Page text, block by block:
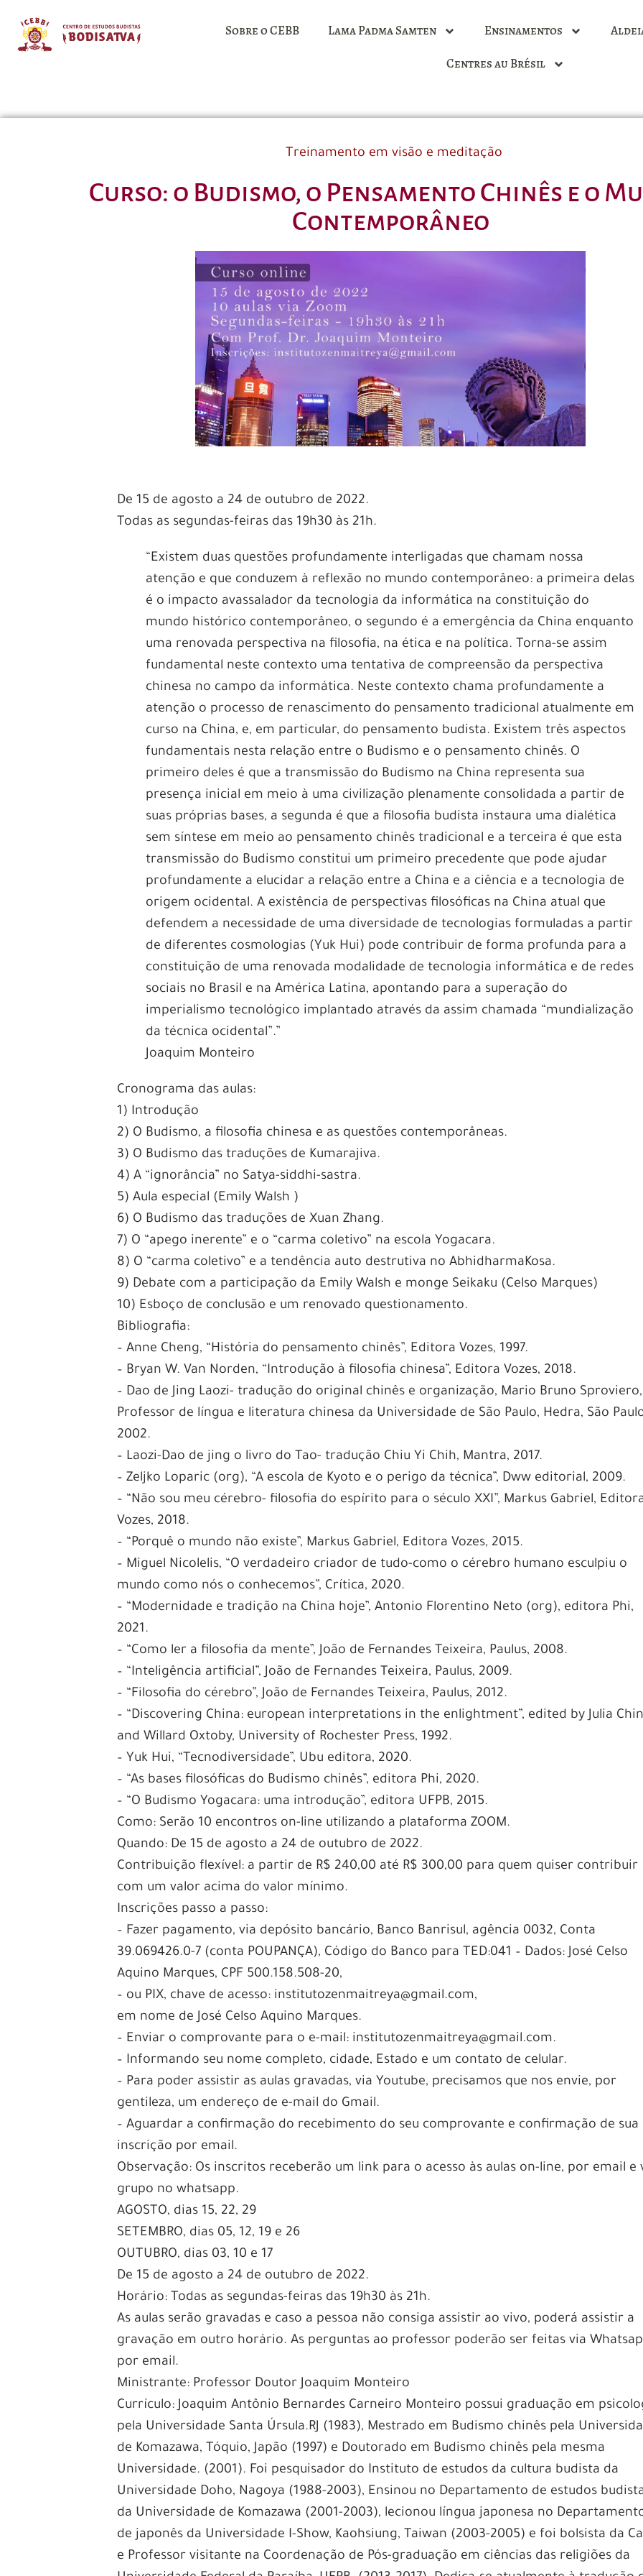
Sobre o CEBB Lama Padma Samten Ensinamentos
Centres au Brésil
Treinamento em visão e meditação
Curso: o Budismo, o Pensamento Chinês e o
Contemporâneo
De 15 de agosto a 24 de outubro de 2022.
Todas as segundas-feiras das 19h30 às 21h.
“Existem duas questões profundamente interligadas que chamam nossa
atenção e que conduzem à reflexão no mundo contemporâneo: a primeira delas
é o impacto avassalador da tecnologia da informática na constituição do
mundo histórico contemporâneo, o segundo é a emergência da China enquanto
uma renovada perspectiva na filosofia, na ética e na política. Torna-se assim
fundamental neste contexto uma tentativa de compreensão da perspectiva
chinesa no campo da informática. Neste contexto chama profundamente a
atenção o processo de renascimento do pensamento tradicional atualmente em
curso na China, e, em particular, do pensamento budista. Existem três aspectos
fundamentais nesta relação entre o Budismo e o pensamento chinês. O
primeiro deles é que a transmissão do Budismo na China representa sua
presença inicial em meio à uma civilização plenamente consolidada a partir de
suas próprias bases, a segunda é que a filosofia budista instaura uma dialética
sem síntese em meio ao pensamento chinês tradicional e a terceira é que esta
transmissão do Budismo constitui um primeiro precedente que pode ajudar
profundamente a elucidar a relação entre a China e a ciência e a tecnologia de
origem ocidental. A existência de perspectivas filosóficas na China atual que
defendem a necessidade de uma diversidade de tecnologias formuladas a partir
de diferentes cosmologias (Yuk Hui) pode contribuir de forma profunda para a
constituição de uma renovada modalidade de tecnologia informática e de redes
sociais no Brasil e na América Latina, apontando para a superação do
imperialismo tecnológico implantado através da assim chamada “mundialização
da técnica ocidental”.”
Joaquim Monteiro
Cronograma das aulas:
1) Introdução
2) O Budismo, a filosofia chinesa e as questões contemporâneas.
3) O Budismo das traduções de Kumarajiva.
4) A “ignorância” no Satya-siddhi-sastra.
5) Aula especial (Emily Walsh )
6) O Budismo das traduções de Xuan Zhang.
7) O “apego inerente” e o “carma coletivo” na escola Yogacara.
8) O “carma coletivo” e a tendência auto destrutiva no AbhidharmaKosa.
9) Debate com a participação da Emily Walsh e monge Seikaku (Celso Marques)
10) Esboço de conclusão e um renovado questionamento.
Bibliografia:
– Anne Cheng, “História do pensamento chinês”, Editora Vozes, 1997.
– Bryan W. Van Norden, “Introdução à filosofia chinesa”, Editora Vozes, 2018.
– Dao de Jing Laozi- tradução do original chinês e organização, Mario Bruno Sproviero,
Professor de língua e literatura chinesa da Universidade de São Paulo, Hedra, São
2002.
– Laozi-Dao de jing o livro do Tao- tradução Chiu Yi Chih, Mantra, 2017.
– Zeljko Loparic (org), “A escola de Kyoto e o perigo da técnica”, Dww editorial, 2009.
– “Não sou meu cérebro- filosofia do espírito para o século XXI”, Markus Gabriel,
Vozes, 2018.
– “Porquê o mundo não existe”, Markus Gabriel, Editora Vozes, 2015.
– Miguel Nicolelis, “O verdadeiro criador de tudo-como o cérebro humano esculpiu o
mundo como nós o conhecemos”, Crítica, 2020.
– “Modernidade e tradição na China hoje”, Antonio Florentino Neto (org), editora Phi,
2021.
– “Como ler a filosofia da mente”, João de Fernandes Teixeira, Paulus, 2008.
– “Inteligência artificial”, João de Fernandes Teixeira, Paulus, 2009.
– “Filosofia do cérebro”, João de Fernandes Teixeira, Paulus, 2012.
– “Discovering China: european interpretations in the enlightment”, edited by Julia
and Willard Oxtoby, University of Rochester Press, 1992.
– Yuk Hui, “Tecnodiversidade”, Ubu editora, 2020.
– “As bases filosóficas do Budismo chinês”, editora Phi, 2020.
– “O Budismo Yogacara: uma introdução”, editora UFPB, 2015.
Como: Serão 10 encontros on-line utilizando a plataforma ZOOM.
Quando: De 15 de agosto a 24 de outubro de 2022.
Contribuição flexível: a partir de R$ 240,00 até R$ 300,00 para quem quiser contribuir
com um valor acima do valor mínimo.
Inscrições passo a passo:
– Fazer pagamento, via depósito bancário, Banco Banrisul, agência 0032, Conta
39.069426.0-7 (conta POUPANÇA), Código do Banco para TED:041 – Dados: José Celso
Aquino Marques, CPF 500.158.508-20,
– ou PIX, chave de acesso: institutozenmaitreya@gmail.com,
em nome de José Celso Aquino Marques.
– Enviar o comprovante para o e-mail: institutozenmaitreya@gmail.com.
– Informando seu nome completo, cidade, Estado e um contato de celular.
– Para poder assistir as aulas gravadas, via Youtube, precisamos que nos envie, por
gentileza, um endereço de e-mail do Gmail.
– Aguardar a confirmação do recebimento do seu comprovante e confirmação de sua
inscrição por email.
Observação: Os inscritos receberão um link para o acesso às aulas on-line, por email e
grupo no whatsapp.
AGOSTO, dias 15, 22, 29
SETEMBRO, dias 05, 12, 19 e 26
OUTUBRO, dias 03, 10 e 17
De 15 de agosto a 24 de outubro de 2022.
Horário: Todas as segundas-feiras das 19h30 às 21h.
As aulas serão gravadas e caso a pessoa não consiga assistir ao vivo, poderá assistir a
gravação em outro horário. As perguntas ao professor poderão ser feitas via
por email.
Ministrante: Professor Doutor Joaquim Monteiro
Currículo: Joaquim Antônio Bernardes Carneiro Monteiro possui graduação em
pela Universidade Santa Úrsula.RJ (1983), Mestrado em Budismo chinês pela
de Komazawa, Tóquio, Japão (1997) e Doutorado em Budismo chinês pela mesma
Universidade. (2001). Foi pesquisador do Instituto de estudos da cultura budista da
Universidade Doho, Nagoya (1988-2003), Ensinou no Departamento de estudos
da Universidade de Komazawa (2001-2003), lecionou língua japonesa no
de japonês da Universidade I-Show, Kaohsiung, Taiwan (2003-2005) e foi bolsista da
e Professor visitante na Coordenação de Pós-graduação em ciências das religiões da